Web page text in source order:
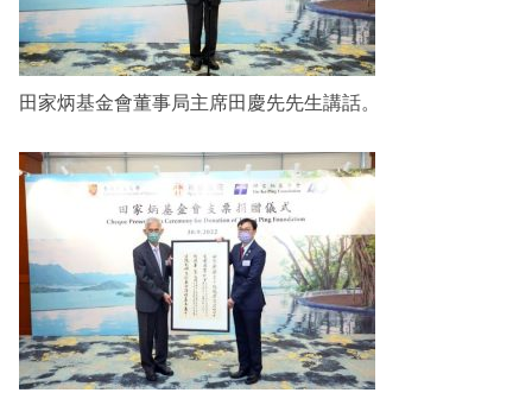
田家炳基金會董事局主席田慶先先生講話。